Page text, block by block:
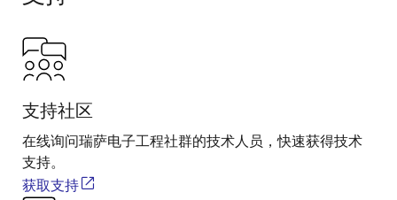
支持社区
在线询问瑞萨电子工程社群的技术人员，快速获得技术
支持。
获取支持